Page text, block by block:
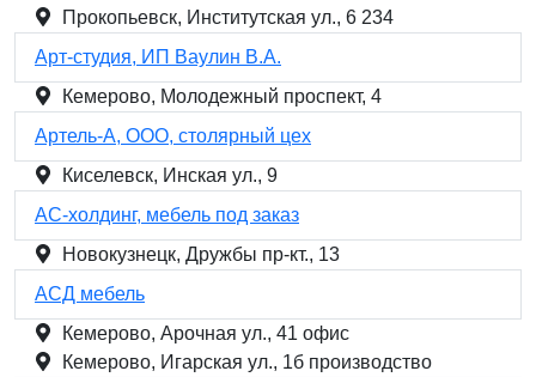
Прокопьевск, Институтская ул., 6 234
Арт-студия, ИП Ваулин В.А.
Кемерово, Молодежный проспект, 4
Артель-А, ООО, столярный цех
Киселевск, Инская ул., 9
АС-холдинг, мебель под заказ
Новокузнецк, Дружбы пр-кт., 13
АСД мебель
Кемерово, Арочная ул., 41 офис
Кемерово, Игарская ул., 1б производство